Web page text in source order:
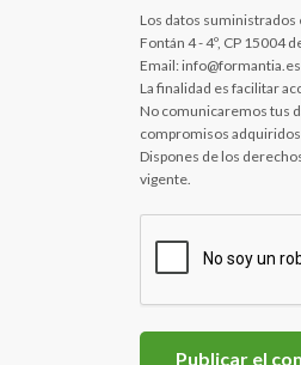
Los datos suministrados
Fontán 4 - 4º, CP 15004
Email: info@formantia.es
La finalidad es facilitar
No comunicaremos tus
compromisos
Dispones de los
vigente.